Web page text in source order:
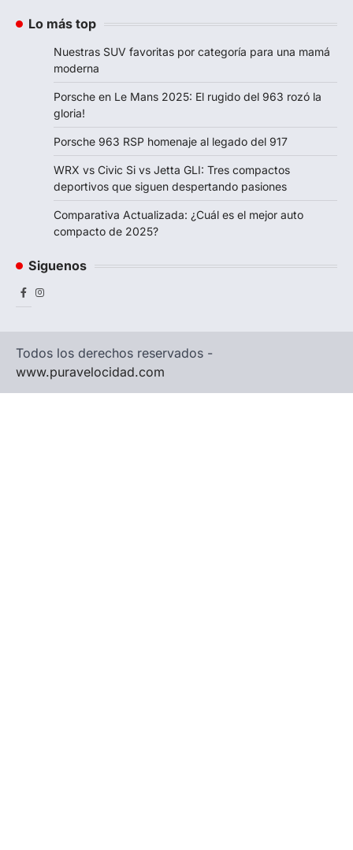
Lo más top
Nuestras SUV favoritas por categoría para una mamá
moderna
Porsche en Le Mans 2025: El rugido del 963 rozó la
gloria!
Porsche 963 RSP homenaje al legado del 917
WRX vs Civic Si vs Jetta GLI: Tres compactos
deportivos que siguen despertando pasiones
Comparativa Actualizada: ¿Cuál es el mejor auto
compacto de 2025?
Siguenos
Facebook
Instagram
Todos los derechos reservados -
www.puravelocidad.com